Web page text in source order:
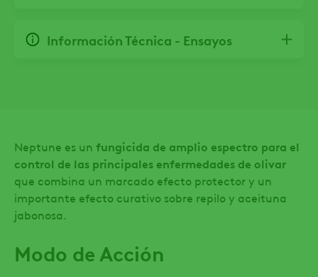
Neptune es un fungicida de amplio es­pectro para el
control de las principa­les enfermedades de olivar
que combina un marcado efecto protector y un
importante efecto curativo sobre repilo y aceituna
jabo­nosa.
Modo de Acción
Información Técnica - Ensayos